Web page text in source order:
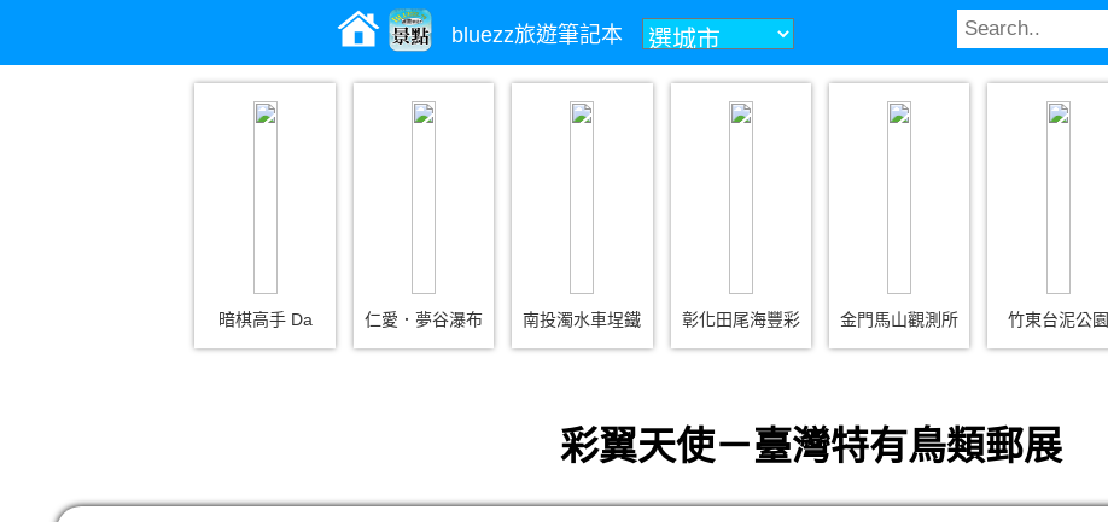
bluezz旅遊筆記本
暗棋高手 Da 仁愛．夢谷瀑布 南投濁水車埕鐵 彰化田尾海豐彩 金門馬山觀測所 竹東台泥公園
彩翼天使－臺灣特有鳥類郵展